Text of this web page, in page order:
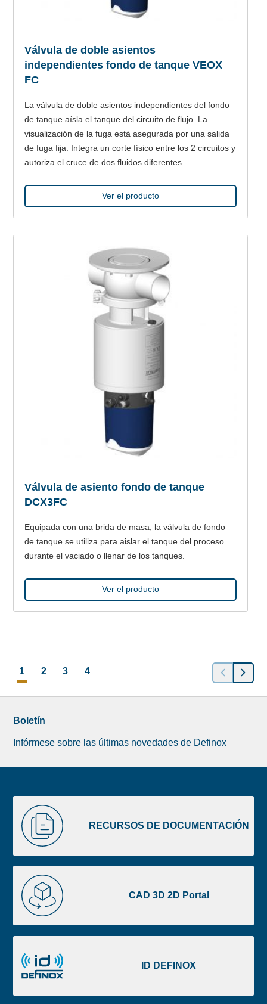
Válvula de doble asientos
independientes fondo de tanque VEOX
FC
La válvula de doble asientos independientes del fondo
de tanque aísla el tanque del circuito de flujo. La
visualización de la fuga está asegurada por una salida
de fuga fija. Integra un corte físico entre los 2 circuitos y
autoriza el cruce de dos fluidos diferentes.
Ver el producto
Válvula de asiento fondo de tanque
DCX3FC
Equipada con una brida de masa, la válvula de fondo
de tanque se utiliza para aislar el tanque del proceso
durante el vaciado o llenar de los tanques.
Ver el producto
POSTS
NAVIGATION
1 2 3 4
Boletín
Infórmese sobre las últimas novedades de Definox
image
footer
RECURSOS DE DOCUMENTACIÓN
RECURSOS
DE
DOCUMENTACIÓN
CAD 3D 2D Portal
CAD
3D
2D
Portal
ID DEFINOX
DEFINOX